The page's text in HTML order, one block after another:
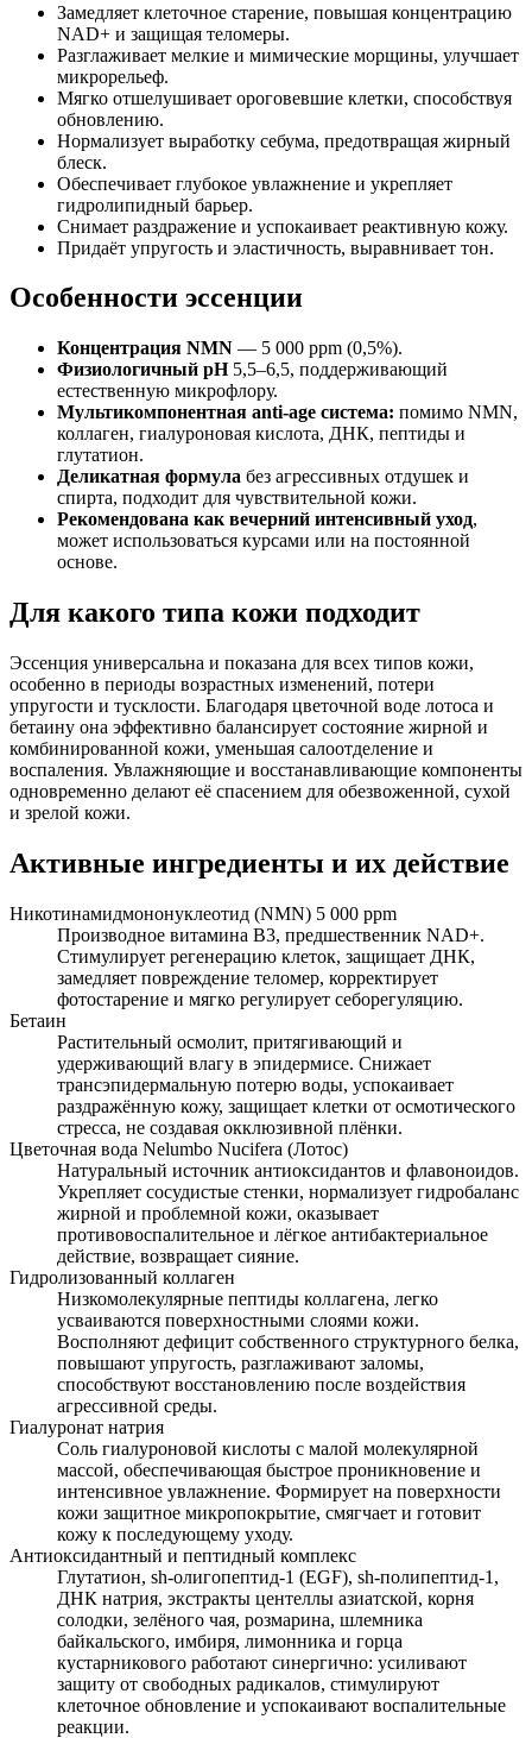
Замедляет клеточное старение, повышая концентрацию
NAD+ и защищая теломеры.
Разглаживает мелкие и мимические морщины, улучшает
микрорельеф.
Мягко отшелушивает ороговевшие клетки, способствуя
обновлению.
Нормализует выработку себума, предотвращая жирный
блеск.
Обеспечивает глубокое увлажнение и укрепляет
гидролипидный барьер.
Снимает раздражение и успокаивает реактивную кожу.
Придаёт упругость и эластичность, выравнивает тон.
Особенности эссенции
Концентрация NMN — 5 000 ppm (0,5%).
Физиологичный pH5,5–6,5, поддерживающий
естественную микрофлору.
Мультикомпонентная anti-age система: помимо NMN,
коллаген, гиалуроновая кислота, ДНК, пептиды и
глутатион.
Деликатная формула без агрессивных отдушек и
спирта, подходит для чувствительной кожи.
Рекомендована как вечерний интенсивный уход,
может использоваться курсами или на постоянной
основе.
Для какого типа кожи подходит
Эссенция универсальна и показана для всех типов кожи,
особенно в периоды возрастных изменений, потери
упругости и тусклости. Благодаря цветочной воде лотоса и
бетаину она эффективно балансирует состояние жирной и
комбинированной кожи, уменьшая салоотделение и
воспаления. Увлажняющие и восстанавливающие компоненты
одновременно делают её спасением для обезвоженной, сухой
и зрелой кожи.
Активные ингредиенты и их действие
Никотинамидмононуклеотид (NMN) 5 000 ppm
Производное витамина B3, предшественник NAD+.
Стимулирует регенерацию клеток, защищает ДНК,
замедляет повреждение теломер, корректирует
фотостарение и мягко регулирует себорегуляцию.
Бетаин
Растительный осмолит, притягивающий и
удерживающий влагу в эпидермисе. Снижает
трансэпидермальную потерю воды, успокаивает
раздражённую кожу, защищает клетки от осмотического
стресса, не создавая окклюзивной плёнки.
Цветочная вода Nelumbo Nucifera (Лотос)
Натуральный источник антиоксидантов и флавоноидов.
Укрепляет сосудистые стенки, нормализует гидробаланс
жирной и проблемной кожи, оказывает
противовоспалительное и лёгкое антибактериальное
действие, возвращает сияние.
Гидролизованный коллаген
Низкомолекулярные пептиды коллагена, легко
усваиваются поверхностными слоями кожи.
Восполняют дефицит собственного структурного белка,
повышают упругость, разглаживают заломы,
способствуют восстановлению после воздействия
агрессивной среды.
Гиалуронат натрия
Соль гиалуроновой кислоты с малой молекулярной
массой, обеспечивающая быстрое проникновение и
интенсивное увлажнение. Формирует на поверхности
кожи защитное микропокрытие, смягчает и готовит
кожу к последующему уходу.
Антиоксидантный и пептидный комплекс
Глутатион, sh-олигопептид-1 (EGF), sh-полипептид-1,
ДНК натрия, экстракты центеллы азиатской, корня
солодки, зелёного чая, розмарина, шлемника
байкальского, имбиря, лимонника и горца
кустарникового работают синергично: усиливают
защиту от свободных радикалов, стимулируют
клеточное обновление и успокаивают воспалительные
реакции.